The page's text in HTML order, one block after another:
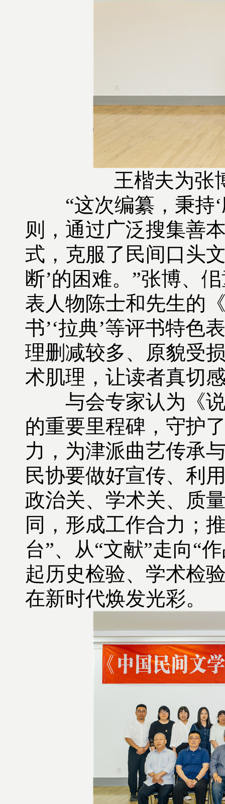
王楷夫为张
“这次编纂，秉持‘
则，通过广泛搜集善
式，克服了民间口头
断’的困难。”张博、
表人物陈士和先生的
书’‘拉典’等评书特色
理删减较多、原貌受
术肌理，让读者真切
与会专家认为《说
的重要里程碑，守护
力，为津派曲艺传承
民协要做好宣传、利
政治关、学术关、质
同，形成工作合力；
台”、从“文献”走向“
起历史检验、学术检
在新时代焕发光彩。